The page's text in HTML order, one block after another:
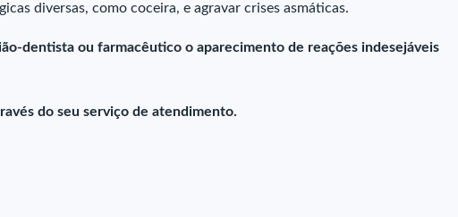
diversas, como coceira, e agravar crises asmáticas.
dentista ou farmacêutico o aparecimento de reações indesejáveis
do seu serviço de atendimento.